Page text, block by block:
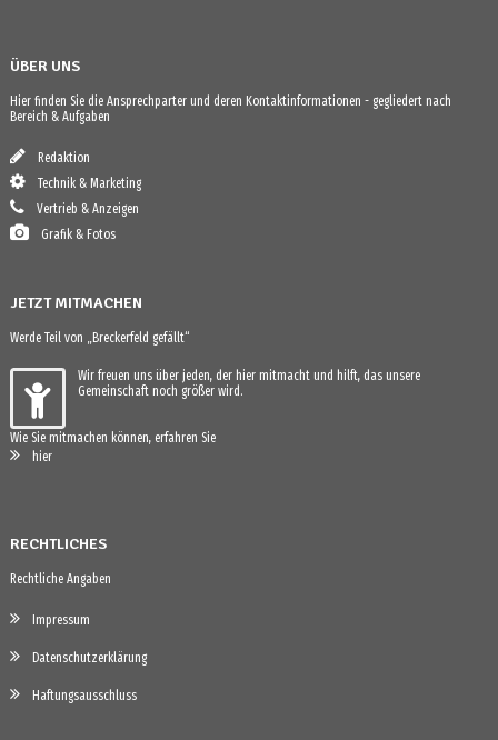
ÜBER UNS
Hier finden Sie die Ansprechparter und deren Kontaktinformationen - gegliedert nach
Bereich & Aufgaben
Redaktion
Technik & Marketing
Vertrieb & Anzeigen
Grafik & Fotos
JETZT MITMACHEN
Werde Teil von „Breckerfeld gefällt“
Wir freuen uns über jeden, der hier mitmacht und hilft, das unsere
Gemeinschaft noch größer wird.
Wie Sie mitmachen können, erfahren Sie
hier
RECHTLICHES
Rechtliche Angaben
Impressum
Datenschutzerklärung
Haftungsausschluss